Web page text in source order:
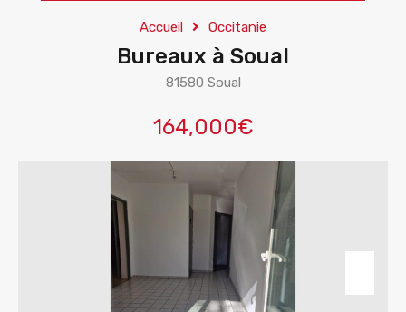
Accueil Occitanie
Bureaux à Soual
81580 Soual
164,000€